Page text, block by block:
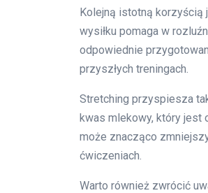
Kolejną istotną korzyścią
wysiłku pomaga w
odpowiednie
przyszłych treningach.
Stretching przyspiesza
kwas mlekowy, który jest
może znacząco
ćwiczeniach.
Warto również zwrócić